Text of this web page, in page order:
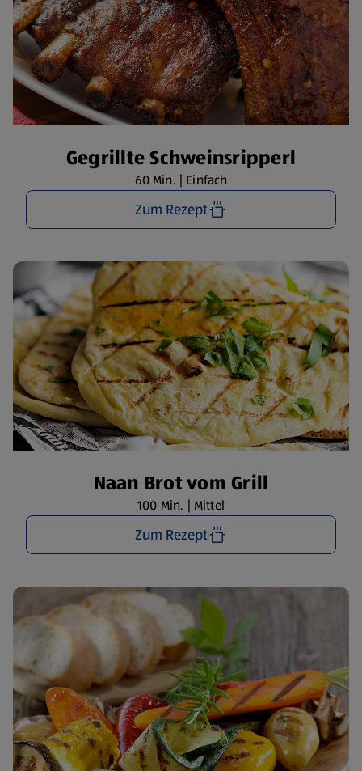
Gegrillte Schweinsripperl
60 Min. | Einfach
Zum Rezept
Naan Brot vom Grill
100 Min. | Mittel
Zum Rezept